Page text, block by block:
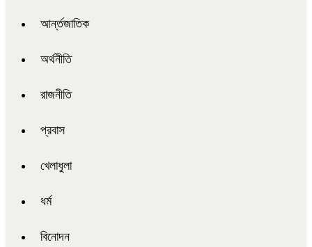
আর্ন্তজাতিক
অর্থনীতি
রাজনীতি
প্রবাস
খেলাধুলা
ধর্ম
বিনোদন